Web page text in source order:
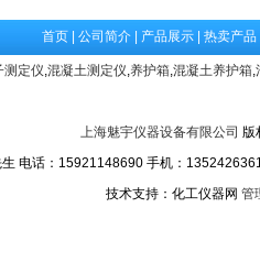
首页 公司简介 产品展示 热卖产品
测定仪,混凝土测定仪,养护箱,混凝土养护箱,
上海魅宇仪器设备有限公司 版
电话：15921148690 手机：
技术支持：化工仪器网 管